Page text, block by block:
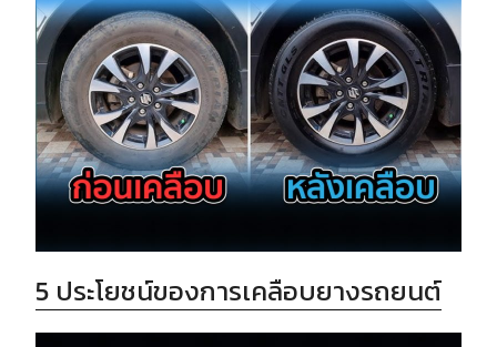
5 ประโยชน์ของการเคลือบยางรถยนต์